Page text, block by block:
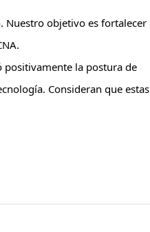
Nuestro objetivo es fortalecer
la postura de
Consideran que estas